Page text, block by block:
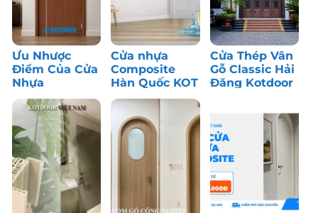
Ưu Nhược
Điểm Của Cửa
Nhựa
Composite: Có
Nên Dùng?
Cửa nhựa
Composite
Hàn Quốc KOT
– Bền màu,
chống nước
tốt
Cửa Thép Vân
Gỗ Classic Hải
Đăng Kotdoor